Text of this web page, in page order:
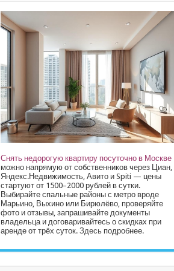
Снять недорогую квартиру посуточно в Москве
можно напрямую от собственников через Циан,
Яндекс.Недвижимость, Авито и Spiti — цены
стартуют от 1500–2000 рублей в сутки.
Выбирайте спальные районы с метро вроде
Марьино, Выхино или Бирюлёво, проверяйте
фото и отзывы, запрашивайте документы
владельца и договаривайтесь о скидках при
аренде от трёх суток. Здесьподробнее.